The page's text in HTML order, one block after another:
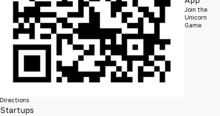
Join the
Unicorn
Game
Directions
Startups